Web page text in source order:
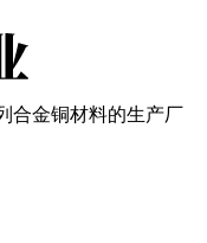
合金铜材料的生产厂